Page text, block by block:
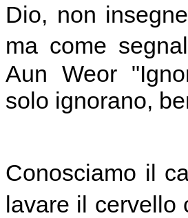
Dio, non
ma come
Aun Weor
solo ignorano,
Conosciamo il
lavare il cervello